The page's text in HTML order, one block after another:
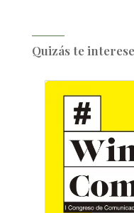
Quizás te